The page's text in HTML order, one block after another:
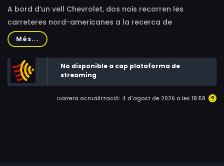
Melissa Hellman, Jay Wheatley, James Mitchum, Kreag
Caffey, Tom Witenbarger, Glen Rogers, Tomas Moore,
Big Willie Robinson III
A bord d’un vell Chevrolet, dos nois recorren les
carreteres nord-americanes a la recerca de
competicions clandestines. Una road movie en tota
regla: el viatge és el que compta.
Més...
No disponible a cap plataforma de
streaming
Darrera actualització: 4 d'agost de 2026 a les 18:58